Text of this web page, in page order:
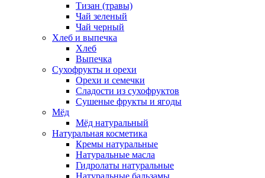
Тизан (травы)
Чай зеленый
Чай черный
Хлеб и выпечка
Хлеб
Выпечка
Сухофрукты и орехи
Орехи и семечки
Сладости из сухофруктов
Сушеные фрукты и ягоды
Мёд
Мёд натуральный
Натуральная косметика
Кремы натуральные
Натуральные масла
Гидролаты натуральные
Натуральные бальзамы